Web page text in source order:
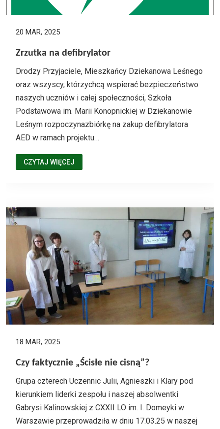
20 MAR, 2025
Zrzutka na defibrylator
Drodzy Przyjaciele, Mieszkańcy Dziekanowa Leśnego
oraz wszyscy, którzychcą wspierać bezpieczeństwo
naszych uczniów i całej społeczności, Szkoła
Podstawowa im. Marii Konopnickiej w Dziekanowie
Leśnym rozpoczynazbiórkę na zakup defibrylatora
AED w ramach projektu…
CZYTAJ WIĘCEJ
18 MAR, 2025
Czy faktycznie „Ścisłe nie cisną”?
Grupa czterech Uczennic Julii, Agnieszki i Klary pod
kierunkiem liderki zespołu i naszej absolwentki
Gabrysi Kalinowskiej z CXXII LO im. I. Domeyki w
Warszawie przeprowadziła w dniu 17.03.25 w naszej